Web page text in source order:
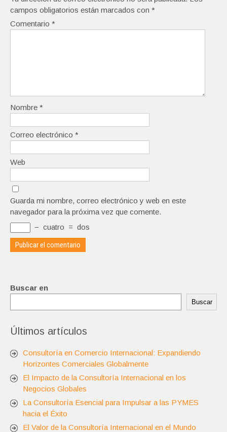
campos obligatorios están marcados con *
Comentario *
Nombre *
Correo electrónico *
Web
Guarda mi nombre, correo electrónico y web en este
navegador para la próxima vez que comente.
− cuatro = dos
Buscar en
Buscar
Últimos artículos
Consultoría en Comercio Internacional: Expandiendo
Horizontes Comerciales Globalmente
El Impacto de la Consultoría Internacional en los
Negocios Globales
La Consultoría Esencial para Impulsar a las PYMES
hacia el Éxito
El Valor de la Consultoría Internacional en el Mundo